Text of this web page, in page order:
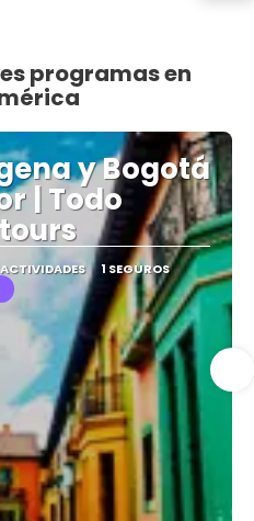
programas en
y Bogotá
| Todo
1 SEGUROS